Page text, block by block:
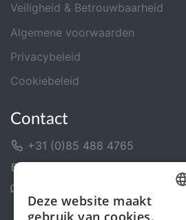
Veiligheid & Betrouwbaarheid
Algemene voorwaarden
Privacybeleid
Cookiebeleid
Contact
+31 (0)85 488 4765
Deze website maakt
gebruik van cookies.